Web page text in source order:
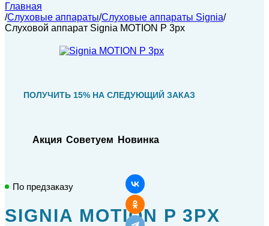
Главная
/Слуховые аппараты/Слуховые аппараты Signia/
Слуховой аппарат Signia MOTION P 3px
ПОЛУЧИТЬ 15% НА СЛЕДУЮЩИЙ ЗАКАЗ
Акция Советуем Новинка
По предзаказу
SIGNIA MOTION P 3PX